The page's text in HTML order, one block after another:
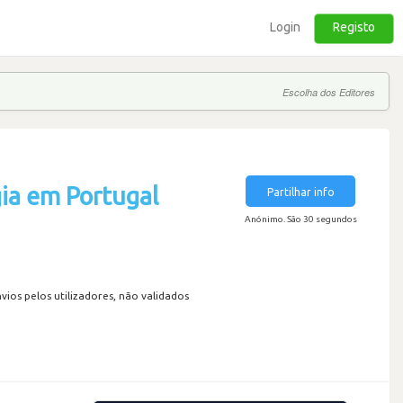
Login Registo
Escolha dos Editores
em Portugal
pelos utilizadores, não validados
Partilhar info
Anónimo. São 30 segundos